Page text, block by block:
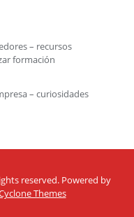
– recursos
formación
– curiosidades
reserved. Powered by
Themes